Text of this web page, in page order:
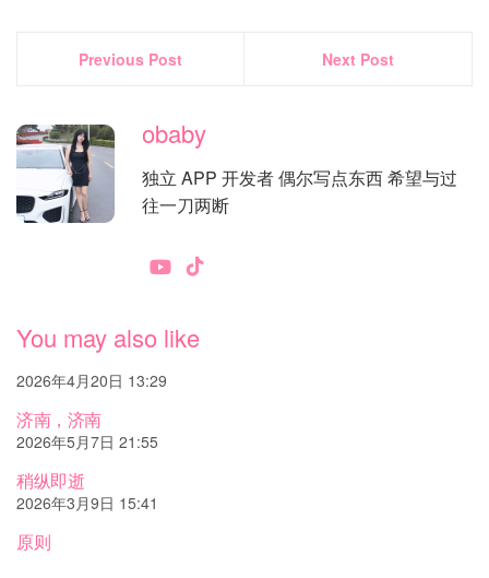
Previous Post Next Post
obaby
独立 APP 开发者 偶尔写点东西 希望与过
往一刀两断
You may also like
2026年4月20日 13:29
济南，济南
2026年5月7日 21:55
稍纵即逝
2026年3月9日 15:41
原则